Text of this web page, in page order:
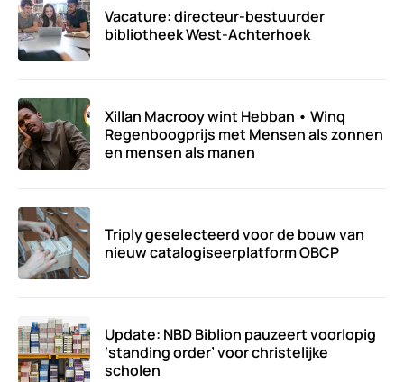
Vacature: directeur-bestuurder
bibliotheek West-Achterhoek
Xillan Macrooy wint Hebban • Winq
Regenboogprijs met Mensen als zonnen
en mensen als manen
Triply geselecteerd voor de bouw van
nieuw catalogiseerplatform OBCP
Update: NBD Biblion pauzeert voorlopig
‘standing order’ voor christelijke
scholen